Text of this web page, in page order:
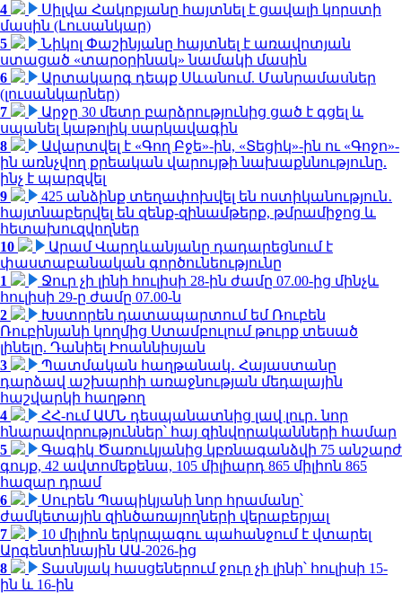
4
Սիլվա Հակոբյանը հայտնել է ցավալի կորստի
մասին (Լուսանկար)
5
Նիկոլ Փաշինյանը հայտնել է առավոտյան
ստացած «տարօրինակ» նամակի մասին
6
Արտակարգ դեպք Սևանում. Մանրամասներ
(լուսանկարներ)
7
Արջը 30 մետր բարձրությունից ցած է գցել և
սպանել կաթոլիկ սարկավագին
8
Ավարտվել է «Գող Բջե»-ին, «Տեցիկ»-ին ու «Գոջո»-
ին առնչվող քրեական վարույթի նախաքննությունը.
ինչ է պարզվել
9
425 անձինք տեղափոխվել են ոստիկանություն․
հայտնաբերվել են զենք-զինամթերք, թմրամիջոց և
հետախուզվողներ
10
Արամ Վարդևանյանը դադարեցնում է
փաստաբանական գործունեությունը
1
Ջուր չի լինի հուլիսի 28-ին ժամը 07.00-ից մինչև
հուլիսի 29-ը ժամը 07.00-ն
2
Խստորեն դատապարտում եմ Ռուբեն
Ռուբինյանի կողմից Ստամբուլում թուրք տեսած
լինելը. Դանիել Իոաննիսյան
3
Պատմական հաղթանակ․ Հայաստանը
դարձավ աշխարհի առաջնության մեդալային
հաշվարկի հաղթող
4
ՀՀ-ում ԱՄՆ դեսպանատնից լավ լուր․ նոր
հնարավորություններ՝ հայ զինվորականների համար
5
Գագիկ Ծառուկյանից կբռնագանձվի 75 անշարժ
գույք, 42 ավտոմեքենա, 105 միլիարդ 865 միլիոն 865
հազար դրամ
6
Սուրեն Պապիկյանի նոր հրամանը՝
ժամկետային զինծառայողների վերաբերյալ
7
10 միլիոն երկրպագու պահանջում է վտարել
Արգենտինային ԱԱ-2026-ից
8
Տասնյակ հասցեներում ջուր չի լինի՝ հուլիսի 15-
ին և 16-ին